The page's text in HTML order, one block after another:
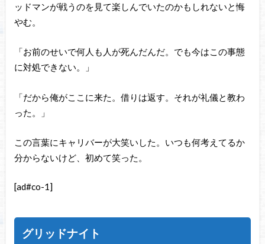
ッドマンが戦うのを見て楽しんでいたのかもしれないと悔
やむ。
「お前のせいで何人も人が死んだんだ。でも今はこの事態
に対処できない。」
「だから俺がここに来た。借りは返す。それが礼儀と教わ
った。」
この言葉にキャリバーが大笑いした。いつも何考えてるか
分からないけど、初めて笑った。
[ad#co-1]
グリッドナイト